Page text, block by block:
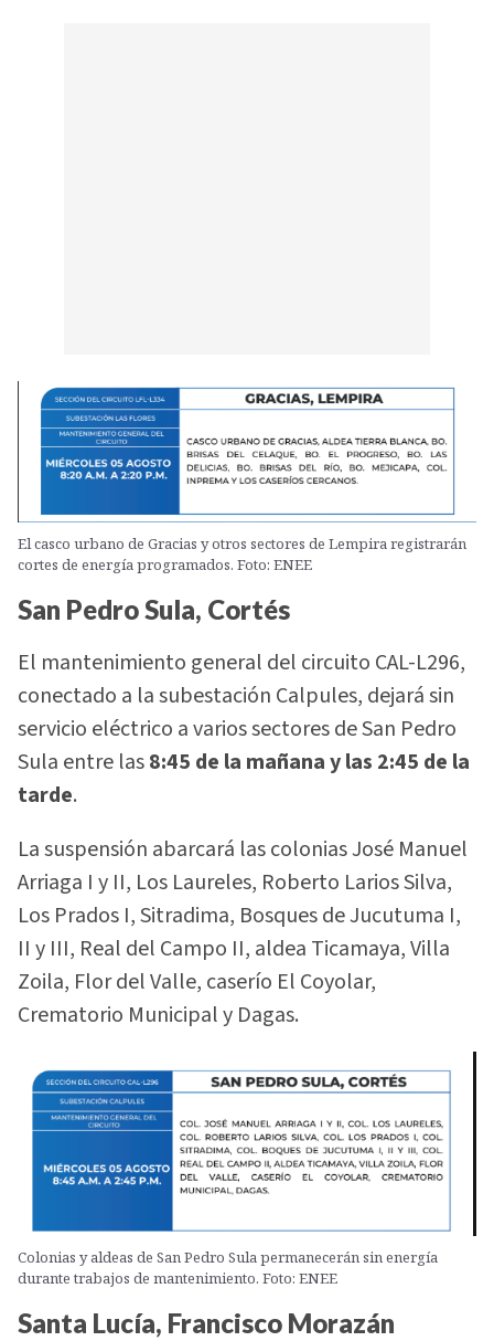
El casco urbano de Gracias y otros sectores de Lempira registrarán
cortes de energía programados. Foto: ENEE
San Pedro Sula, Cortés
El mantenimiento general del circuito CAL-L296,
conectado a la subestación Calpules, dejará sin
servicio eléctrico a varios sectores de San Pedro
Sula entre las8:45 de la mañana y las 2:45 de la
tarde.
La suspensión abarcará las colonias José Manuel
Arriaga I y II, Los Laureles, Roberto Larios Silva,
Los Prados I, Sitradima, Bosques de Jucutuma I,
II y III, Real del Campo II, aldea Ticamaya, Villa
Zoila, Flor del Valle, caserío El Coyolar,
Crematorio Municipal y Dagas.
Colonias y aldeas de San Pedro Sula permanecerán sin energía
durante trabajos de mantenimiento. Foto: ENEE
Santa Lucía, Francisco Morazán